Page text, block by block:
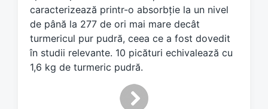
caracterizează printr-o absorbție la un nivel
de până la 277 de ori mai mare decât
turmericul pur pudră, ceea ce a fost dovedit
în studii relevante. 10 picături echivalează cu
1,6 kg de turmeric pudră.